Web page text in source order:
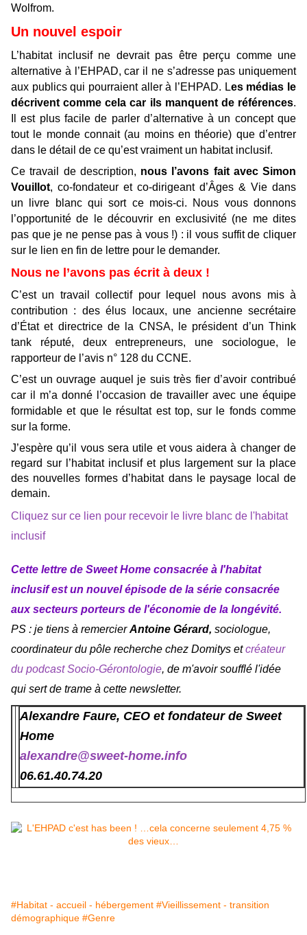
Wolfrom.
Un nouvel espoir
L’habitat inclusif ne devrait pas être perçu comme une
alternative à l’EHPAD, car il ne s’adresse pas uniquement
aux publics qui pourraient aller à l’EHPAD. Les médias le
décrivent comme cela car ils manquent de références.
Il est plus facile de parler d’alternative à un concept que
tout le monde connait (au moins en théorie) que d’entrer
dans le détail de ce qu’est vraiment un habitat inclusif.
Ce travail de description, nous l’avons fait avec Simon
Vouillot, co-fondateur et co-dirigeant d’Âges & Vie dans
un livre blanc qui sort ce mois-ci. Nous vous donnons
l’opportunité de le découvrir en exclusivité (ne me dites
pas que je ne pense pas à vous !) : il vous suffit de cliquer
sur le lien en fin de lettre pour le demander.
Nous ne l’avons pas écrit à deux !
C’est un travail collectif pour lequel nous avons mis à
contribution : des élus locaux, une ancienne secrétaire
d’État et directrice de la CNSA, le président d’un Think
tank réputé, deux entrepreneurs, une sociologue, le
rapporteur de l’avis n° 128 du CCNE.
C’est un ouvrage auquel je suis très fier d’avoir contribué
car il m’a donné l’occasion de travailler avec une équipe
formidable et que le résultat est top, sur le fonds comme
sur la forme.
J’espère qu’il vous sera utile et vous aidera à changer de
regard sur l’habitat inclusif et plus largement sur la place
des nouvelles formes d’habitat dans le paysage local de
demain.
Cliquez sur ce lien pour recevoir le livre blanc de l'habitat
inclusif
Cette lettre de Sweet Home consacrée à l'habitat
inclusif est un nouvel épisode de la série consacrée
aux secteurs porteurs de l'économie de la longévité.
PS : je tiens à remercierAntoine Gérard, sociologue,
coordinateur du pôle recherche chez Domitys etcréateur
du podcast Socio-Gérontologie, de m'avoir soufflé l'idée
qui sert de trame à cette newsletter.
Alexandre Faure, CEO et fondateur de Sweet
Home
alexandre@sweet-home.info
06.61.40.74.20
#Habitat - accueil - hébergement #Vieillissement - transition
démographique #Genre